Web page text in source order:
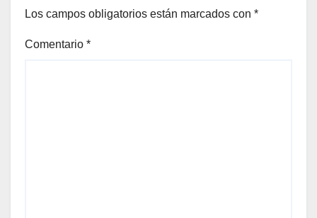
Los campos obligatorios están marcados con *
Comentario *